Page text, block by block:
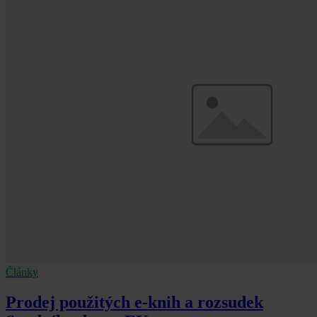
Články
Prodej použitých e-knih a rozsudek